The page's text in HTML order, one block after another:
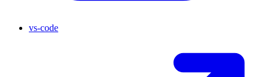
vs-code